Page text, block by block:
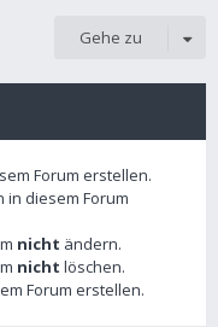
Gehe zu
Forum erstellen.
in diesem Forum
nicht ändern.
nicht löschen.
Forum erstellen.